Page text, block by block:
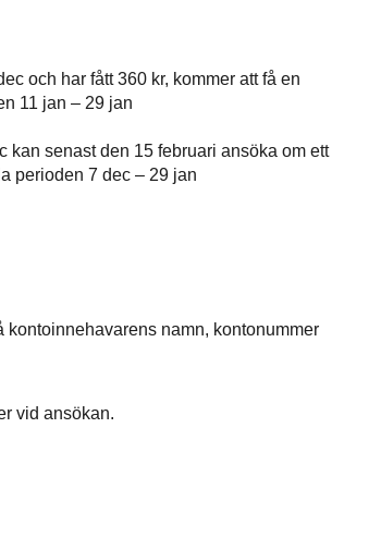
och har fått 360 kr, kommer att få en
11 jan – 29 jan
kan senast den 15 februari ansöka om ett
perioden 7 dec – 29 jan
namn, kontonummer
vid ansökan.